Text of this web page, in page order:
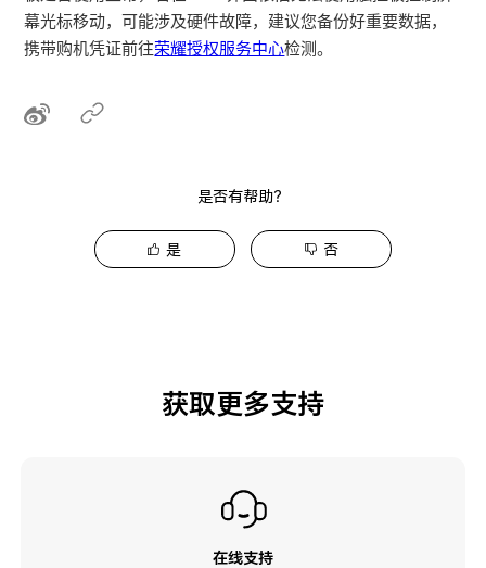
幕光标移动，可能涉及硬件故障，建议您备份好重要数据，
携带购机凭证前往荣耀授权服务中心检测。
是否有帮助？
是 否
获取更多支持
在线支持